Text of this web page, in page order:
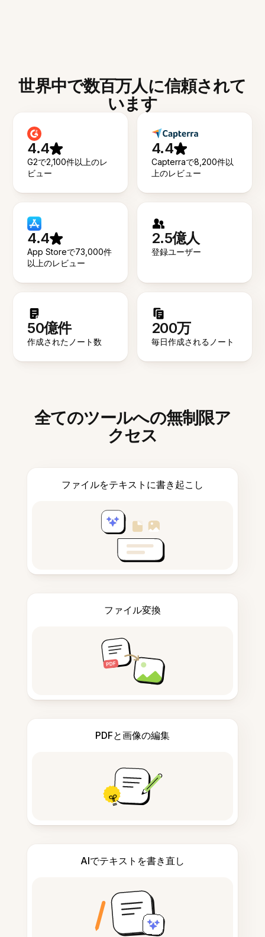
世界中で数百万人に信頼されて
います
4.4
G2で2,100件以上のレ
ビュー
4.4
Capterraで8,200件以
上のレビュー
4.4
App Storeで73,000件
以上のレビュー
2.5億人
登録ユーザー
50億件
作成されたノート数
200万
毎日作成されるノート
全てのツールへの無制限ア
クセス
ファイルをテキストに書き起こし
ファイル変換
PDFと画像の編集
AIでテキストを書き直し